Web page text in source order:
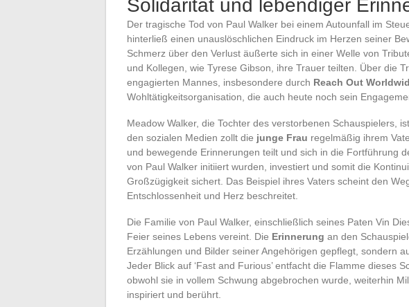
Solidarität und lebendiger
Der tragische Tod von Paul Walker bei einem Autounfall im
hinterließ einen unauslöschlichen Eindruck im Herzen seiner
Schmerz über den Verlust äußerte sich in einer Welle von
und Kollegen, wie Tyrese Gibson, ihre Trauer teilten. Über die
engagierten Mannes, insbesondere durch Reach Out
Wohltätigkeitsorganisation, die auch heute noch sein
Meadow Walker, die Tochter des verstorbenen Schauspielers,
den sozialen Medien zollt die junge Frau regelmäßig ihrem
und bewegende Erinnerungen teilt und sich in die Fortführung
von Paul Walker initiiert wurden, investiert und somit die
Großzügigkeit sichert. Das Beispiel ihres Vaters scheint den
Entschlossenheit und Herz beschreitet.
Die Familie von Paul Walker, einschließlich seines Paten Vin
Feier seines Lebens vereint. Die Erinnerung an den
Erzählungen und Bilder seiner Angehörigen gepflegt, sondern
Jeder Blick auf ‘Fast and Furious’ entfacht die Flamme dieses
obwohl sie in vollem Schwung abgebrochen wurde, weiterhin
inspiriert und berührt.